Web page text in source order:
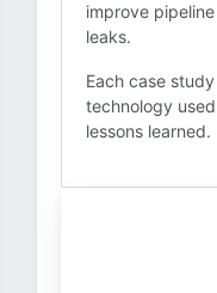
improve
leaks.
Each case
technology
lessons learned.